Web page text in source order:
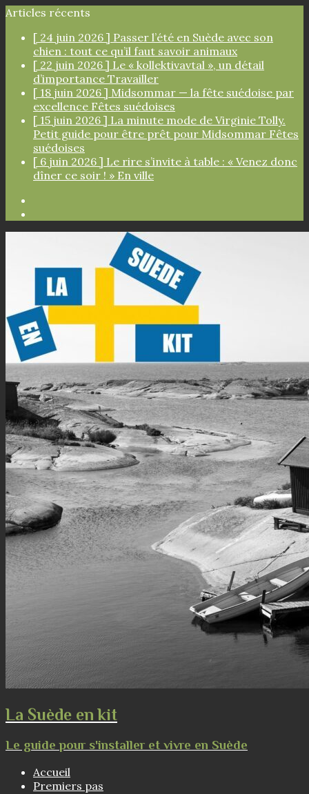
Articles récents
[ 24 juin 2026 ] Passer l’été en Suède avec son
chien : tout ce qu’il faut savoir animaux
[ 22 juin 2026 ] Le « kollektivavtal », un détail
d’importance Travailler
[ 18 juin 2026 ] Midsommar — la fête suédoise par
excellence Fêtes suédoises
[ 15 juin 2026 ] La minute mode de Virginie Tolly.
Petit guide pour être prêt pour Midsommar Fêtes
suédoises
[ 6 juin 2026 ] Le rire s’invite à table : « Venez donc
dîner ce soir ! » En ville
La Suède en kit
Le guide pour s'installer et vivre en Suède
Accueil
Premiers pas